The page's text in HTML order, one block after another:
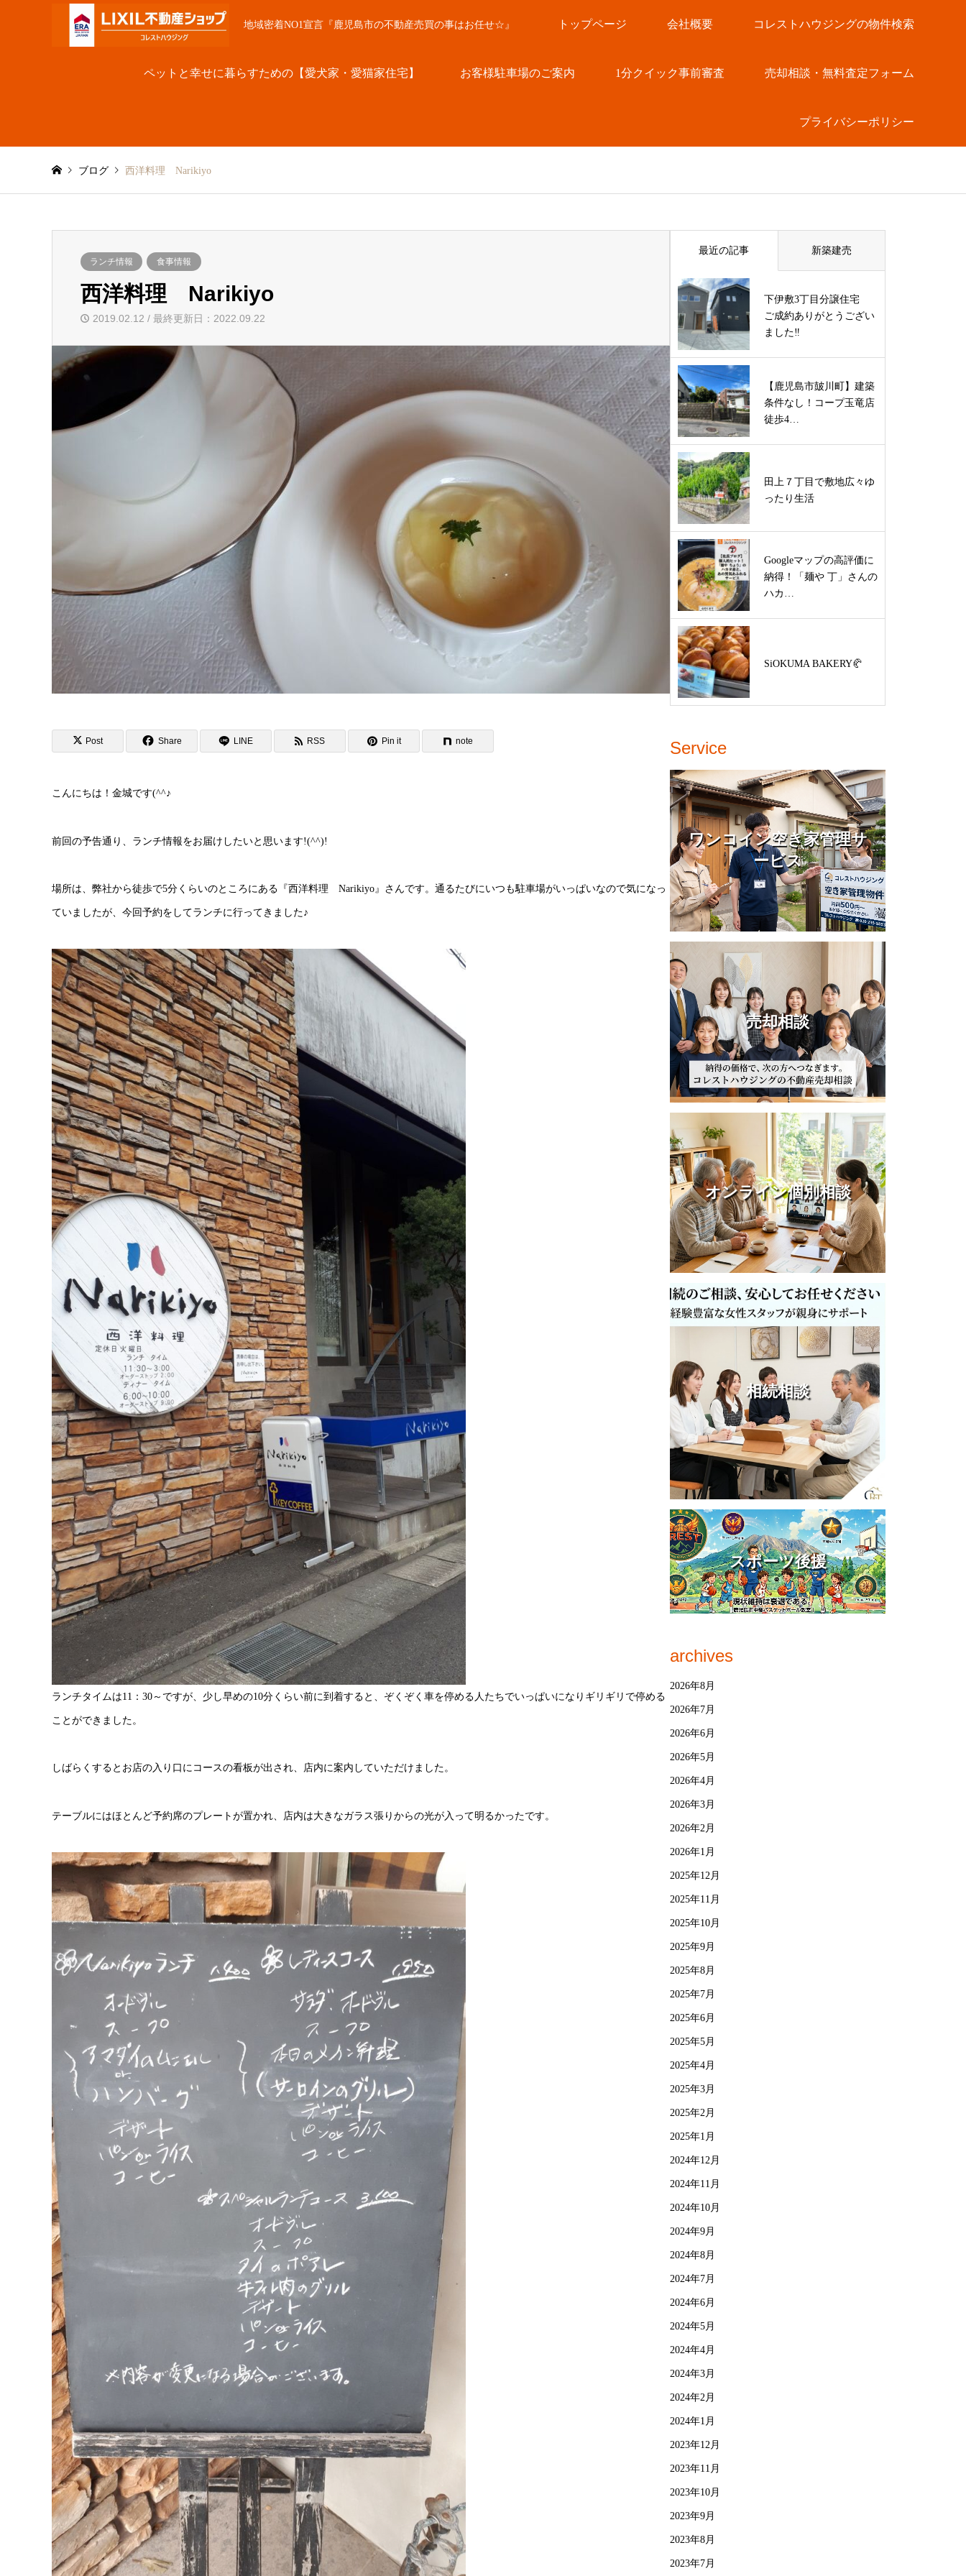
地域密着NO1宣言『鹿児島市の不動産売買の事はお任せ☆』 トップページ 会社概要 コレストハウジングの物件検索
ペットと幸せに暮らすための【愛犬家・愛猫家住宅】 お客様駐車場のご案内 1分クイック事前審査 売却相談・無料査定フォーム
プライバシーポリシー
ブログ 西洋料理 Narikiyo
ランチ情報 食事情報
西洋料理 Narikiyo
2019.02.12 / 最終更新日：2022.09.22
Post Share LINE RSS Pin it note
こんにちは！金城です(^^♪
前回の予告通り、ランチ情報をお届けしたいと思います!(^^)!
場所は、弊社から徒歩で5分くらいのところにある『西洋料理 Narikiyo』さんです。通るたびにいつも駐車場がいっぱいなので気になっ
ていましたが、今回予約をしてランチに行ってきました♪
ランチタイムは11：30～ですが、少し早めの10分くらい前に到着すると、ぞくぞく車を停める人たちでいっぱいになりギリギリで停める
ことができました。
しばらくするとお店の入り口にコースの看板が出され、店内に案内していただけました。
テーブルにはほとんど予約席のプレートが置かれ、店内は大きなガラス張りからの光が入って明るかったです。
最近の記事 新築建売
下伊敷3丁目分譲住宅
ご成約ありがとうござい
ました‼
【鹿児島市皷川町】建築
条件なし！コープ玉竜店
徒歩4…
田上７丁目で敷地広々ゆ
ったり生活
Googleマップの高評価に
納得！「麺や 丁」さんの
ハカ…
SiOKUMA BAKERY🥐
Service
ワンコイン空き家管理サ
ービス
売却相談
オンライン個別相談
相続相談
スポーツ後援
archives
2026年8月
2026年7月
2026年6月
2026年5月
2026年4月
2026年3月
2026年2月
2026年1月
2025年12月
2025年11月
2025年10月
2025年9月
2025年8月
2025年7月
2025年6月
2025年5月
2025年4月
2025年3月
2025年2月
2025年1月
2024年12月
2024年11月
2024年10月
2024年9月
2024年8月
2024年7月
2024年6月
2024年5月
2024年4月
2024年3月
2024年2月
2024年1月
2023年12月
2023年11月
2023年10月
2023年9月
2023年8月
2023年7月